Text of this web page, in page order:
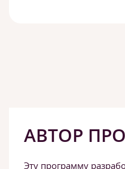
АВТОР
Эту программу